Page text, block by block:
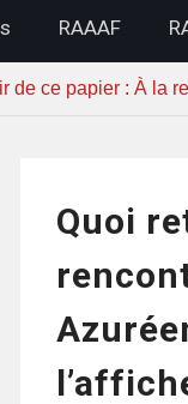
RAAAF
de ce papier : À la
Quoi